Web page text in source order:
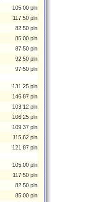
105.00 pln
117.50 pln
82.50 pln
85.00 pln
87.50 pln
92.50 pln
97.50 pln
131.25 pln
146.87 pln
103.12 pln
106.25 pln
109.37 pln
115.62 pln
121.87 pln
105.00 pln
117.50 pln
82.50 pln
85.00 pln